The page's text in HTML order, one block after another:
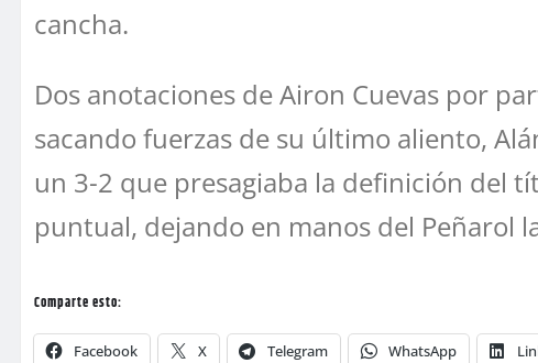
cancha.
Dos anotaciones de Airon Cuevas por
sacando fuerzas de su último aliento,
un 3-2 que presagiaba la definición del
puntual, dejando en manos del Peñarol
Comparte esto:
Facebook X Telegram WhatsApp